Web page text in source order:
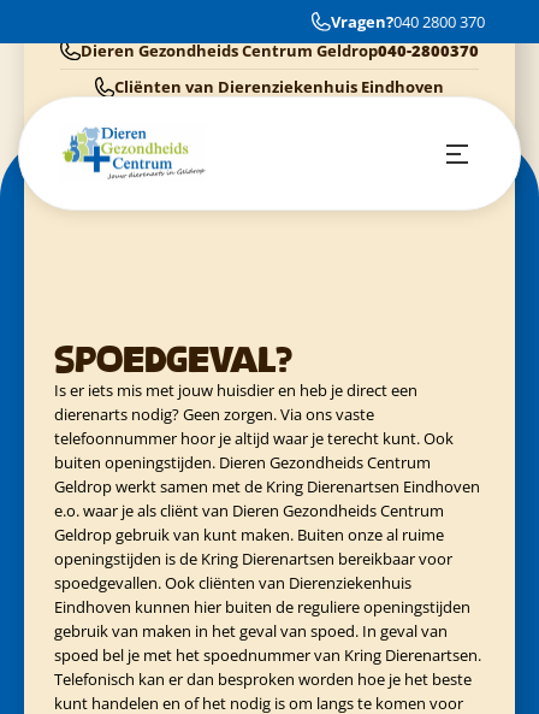
Vragen?040 2800 370
Dieren Gezondheids Centrum Geldrop040-2800370
Cliënten van Dierenziekenhuis Eindhoven
Cliënten van Kring Eindhoven
0900-4455555
Cliënten van Evidensia praktijken
Spoedgeval?
Is er iets mis met jouw huisdier en heb je direct een
dierenarts nodig? Geen zorgen. Via ons vaste
telefoonnummer hoor je altijd waar je terecht kunt. Ook
buiten openingstijden. Dieren Gezondheids Centrum
Geldrop werkt samen met de Kring Dierenartsen Eindhoven
e.o. waar je als cliënt van Dieren Gezondheids Centrum
Geldrop gebruik van kunt maken. Buiten onze al ruime
openingstijden is de Kring Dierenartsen bereikbaar voor
spoedgevallen. Ook cliënten van Dierenziekenhuis
Eindhoven kunnen hier buiten de reguliere openingstijden
gebruik van maken in het geval van spoed. In geval van
spoed bel je met het spoednummer van Kring Dierenartsen.
Telefonisch kan er dan besproken worden hoe je het beste
kunt handelen en of het nodig is om langs te komen voor